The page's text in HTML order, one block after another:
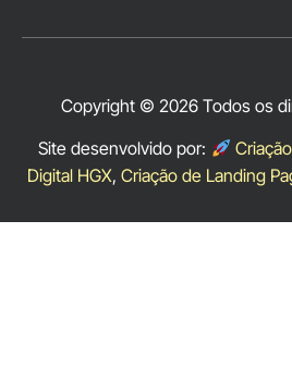
Copyright © 2026 Todos os
Site desenvolvido por:
Digital HGX, Criação de Landing